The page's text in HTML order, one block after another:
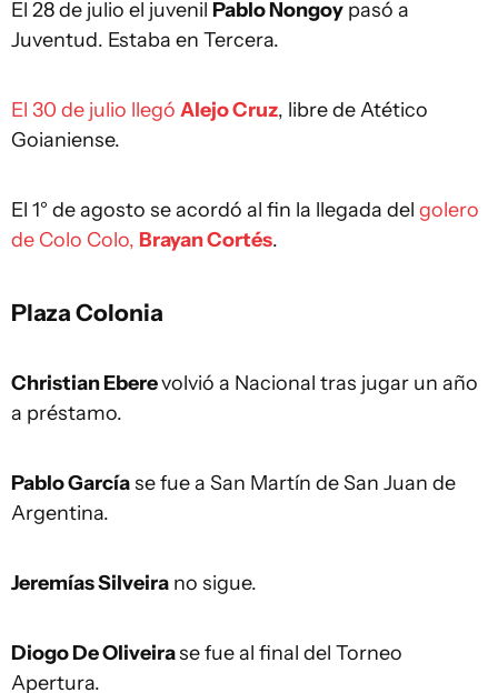
El 28 de julio el juvenil Pablo Nongoy pasó a
Juventud. Estaba en Tercera.
El 30 de julio llegó Alejo Cruz, libre de Atético
Goianiense.
El 1° de agosto se acordó al fin la llegada del golero
de Colo Colo, Brayan Cortés.
Plaza Colonia
Christian Eberevolvió a Nacional tras jugar un año
a préstamo.
Pablo Garcíase fue a San Martín de San Juan de
Argentina.
Jeremías Silveira no sigue.
Diogo De Oliveirase fue al final del Torneo
Apertura.